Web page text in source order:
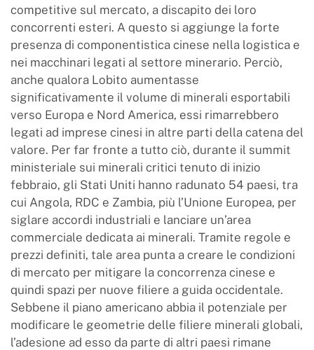
competitive sul mercato, a discapito dei loro
concorrenti esteri. A questo si aggiunge la forte
presenza di componentistica cinese nella logistica e
nei macchinari legati al settore minerario. Perciò,
anche qualora Lobito aumentasse
significativamente il volume di minerali esportabili
verso Europa e Nord America, essi rimarrebbero
legati ad imprese cinesi in altre parti della catena del
valore. Per far fronte a tutto ciò, durante il summit
ministeriale sui minerali critici tenuto di inizio
febbraio, gli Stati Uniti hanno radunato 54 paesi, tra
cui Angola, RDC e Zambia, più l’Unione Europea, per
siglare accordi industriali e lanciare un’area
commerciale dedicata ai minerali. Tramite regole e
prezzi definiti, tale area punta a creare le condizioni
di mercato per mitigare la concorrenza cinese e
quindi spazi per nuove filiere a guida occidentale.
Sebbene il piano americano abbia il potenziale per
modificare le geometrie delle filiere minerali globali,
l’adesione ad esso da parte di altri paesi rimane